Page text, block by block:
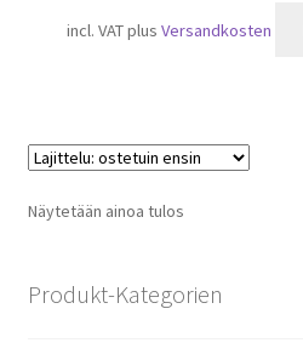
incl. VATplusVersandkosten
Näytetään ainoa tulos
Produkt-Kategorien